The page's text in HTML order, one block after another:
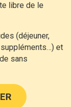
libre de le
(déjeuner,
et
sans